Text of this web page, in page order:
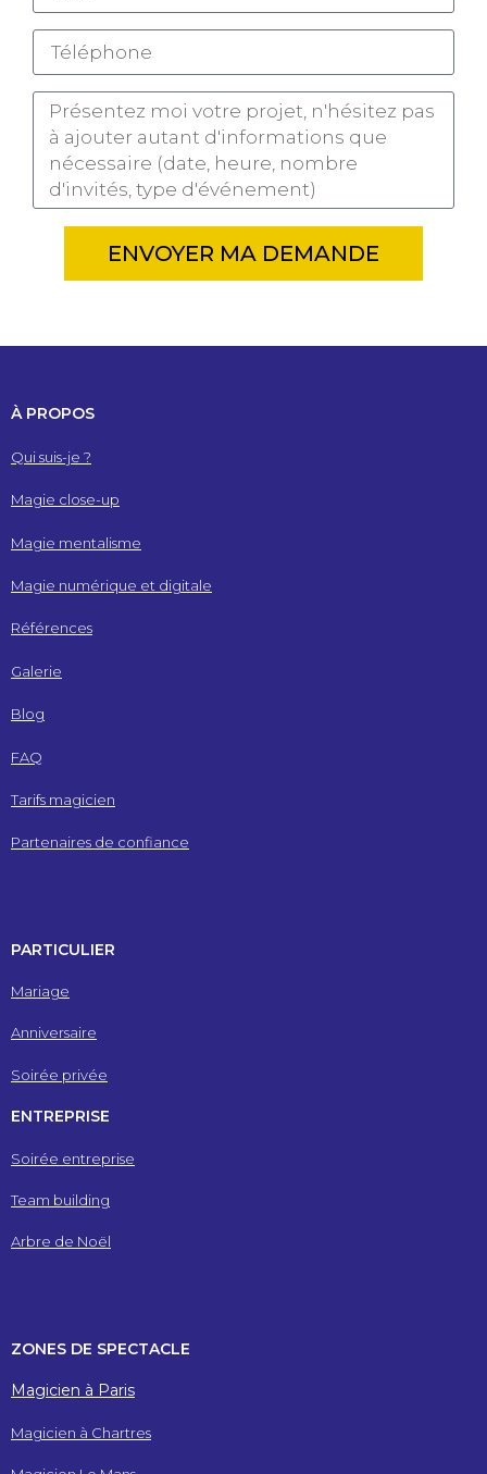
ENVOYER MA DEMANDE
À PROPOS
Qui suis-je ?
Magie close-up
Magie mentalisme
Magie numérique et digitale
Références
Galerie
Blog
FAQ
Tarifs magicien
Partenaires de confiance
PARTICULIER
Mariage
Anniversaire
Soirée privée
ENTREPRISE
Soirée entreprise
Team building
Arbre de Noël
ZONES DE SPECTACLE
Magicien à Paris
Magicien à Chartres